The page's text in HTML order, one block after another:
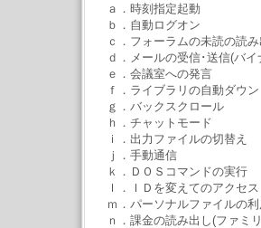
ａ．時刻指定起動
ｂ．自動ログオン
ｃ．フォーラムの未読の読み
ｄ．メールの受信･送信(バ
ｅ．会議室への発言
ｆ．ライブラリの自動ダウン
ｇ．バックスクロール
ｈ．チャットモード
ｉ．出力ファイルの切替え
ｊ．手動通信
ｋ．ＤＯＳコマンドの実行
ｌ．ＩＤを変えてのアクセス
ｍ．パーソナルファイルの利
ｎ．課金の読み出し(ファミ